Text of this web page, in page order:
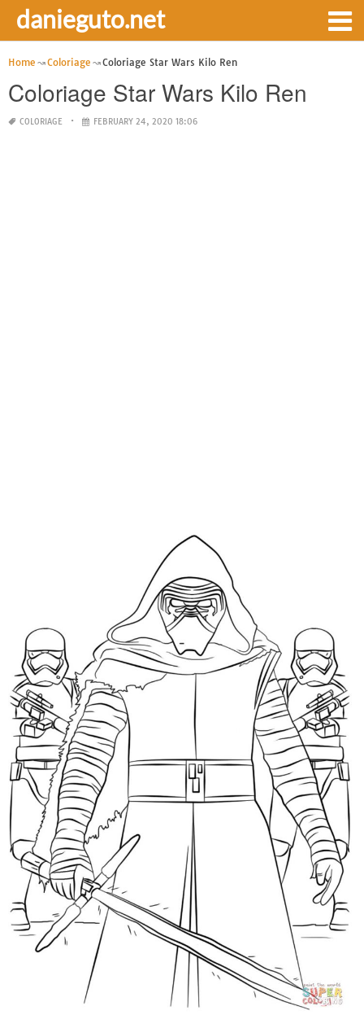
danieguto.net
Home Coloriage Coloriage Star Wars Kilo Ren
Coloriage Star Wars Kilo Ren
COLORIAGE FEBRUARY 24, 2020 18:06